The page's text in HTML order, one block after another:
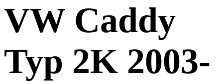
VW Caddy
Typ 2K 2003-